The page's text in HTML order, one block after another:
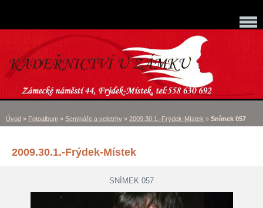
Úvod » Fotoalbum » Semináře a veletrhy » 2009.30.1.-Frýdek-Místek » Snímek 057
2009.30.1.-Frýdek-Místek
SNÍMEK 057